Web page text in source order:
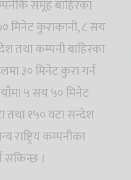
समूह बाहिरका
मिनेट कुराकानी, ८ सय
तथा कम्पनी बाहिरका
३० मिनेट कुरा गर्न
५ सय ५० मिनेट
तथा १५० वटा सन्देश
राष्ट्रिय कम्पनीका
सकिन्छ ।